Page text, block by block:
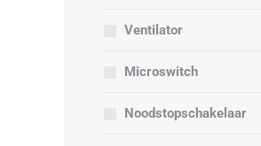
Ventilator
Microswitch
Noodstopschakelaar